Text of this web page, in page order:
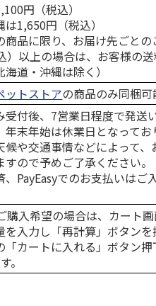
デオトイレ 飛び散
らない消臭・抗菌サ
ンド 4L
1,320円
(送料別・税込)
無添加良品 カムカ
ムデンタルコーン
ぐるぐるボーン
…
470円
(送料別・税込)
円（税込）
1,650円（税込）
商品に限り、お届け先ごと
）以上の場合は、お客様の
道・沖縄は除く）
ットストアの商品のみ同梱可
付後、7営業日程度で発送
末年始は休業日となってお
や交通事情などによって、
ので予めご了承ください。
PayEasyでのお支払いはご
入希望の場合は、カート
を入力し「再計算」ボタン
「カートに入れる」ボタン
。